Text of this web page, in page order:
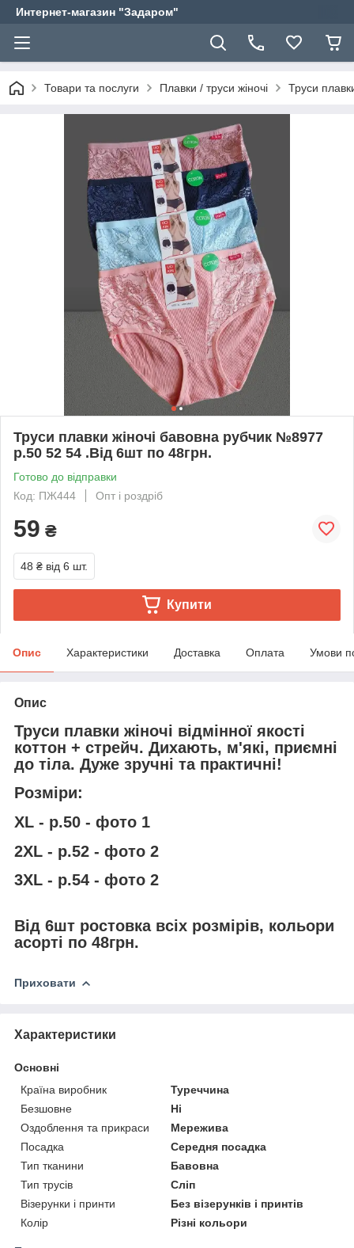
Интернет-магазин "Задаром"
Товари та послуги Плавки / труси жіночі Труси
Труси плавки жіночі бавовна рубчик №8977
р.50 52 54 .Від 6шт по 48грн.
Готово до відправки
Код: ПЖ444
Опт і роздріб
59 ₴
48 ₴ від 6 шт.
Купити
Опис Характеристики Доставка Оплата Умови
Опис
Труси плавки жіночі відмінної якості
коттон + стрейч. Дихають, м'які, приємні
до тіла. Дуже зручні та практичні!
Розміри:
XL - р.50 - фото 1
2XL - р.52 - фото 2
3ХL - р.54 - фото 2
Від 6шт ростовка всіх розмірів, кольори
асорті по 48грн.
Приховати
Характеристики
Основні
Країна виробник
Туреччина
Безшовне
Ні
Оздоблення та прикраси
Мережива
Посадка
Середня посадка
Тип тканини
Бавовна
Тип трусів
Сліп
Візерунки і принти
Без візерунків і принтів
Колір
Різні кольори